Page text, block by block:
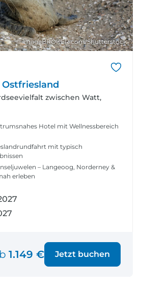
© imageBROKER.com/Shutterstock
zwischen Watt,
Hotel mit Wellnessbereich
mit typisch
– Langeoog, Norderney &
erleben
1.149 € Jetzt buchen